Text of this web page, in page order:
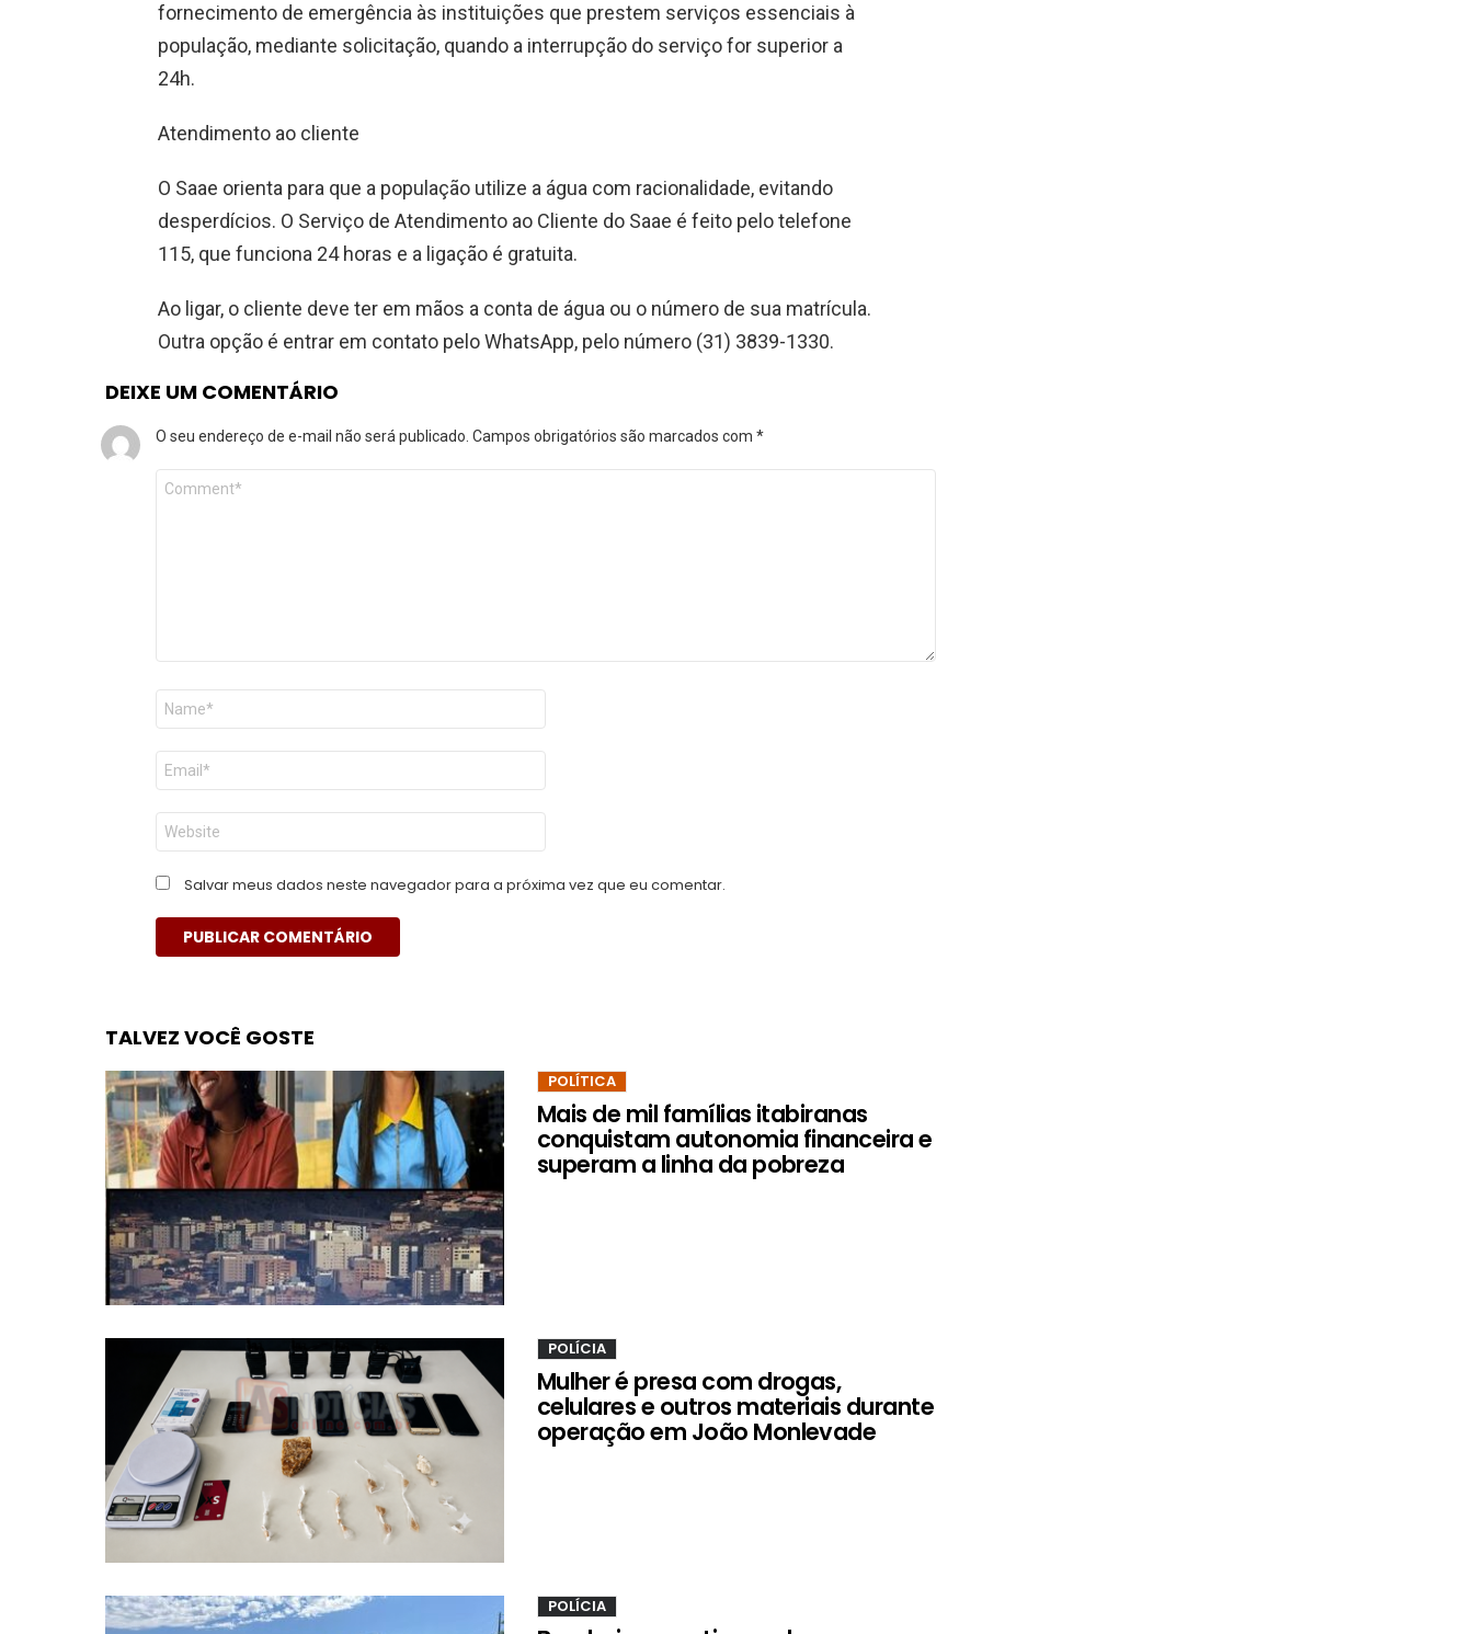
fornecimento de emergência às instituições que prestem serviços essenciais à
população, mediante solicitação, quando a interrupção do serviço for superior a
24h.
Atendimento ao cliente
O Saae orienta para que a população utilize a água com racionalidade, evitando
desperdícios. O Serviço de Atendimento ao Cliente do Saae é feito pelo telefone
115, que funciona 24 horas e a ligação é gratuita.
Ao ligar, o cliente deve ter em mãos a conta de água ou o número de sua matrícula.
Outra opção é entrar em contato pelo WhatsApp, pelo número (31) 3839-1330.
DEIXE UM COMENTÁRIO
O seu endereço de e-mail não será publicado. Campos obrigatórios são marcados com *
Comentário
Nome
E-
mail
*
Site
Salvar meus dados neste navegador para a próxima vez que eu comentar.
TALVEZ VOCÊ GOSTE
POLÍTICA
Mais de mil famílias itabiranas
conquistam autonomia financeira e
superam a linha da pobreza
POLÍCIA
Mulher é presa com drogas,
celulares e outros materiais durante
operação em João Monlevade
POLÍCIA